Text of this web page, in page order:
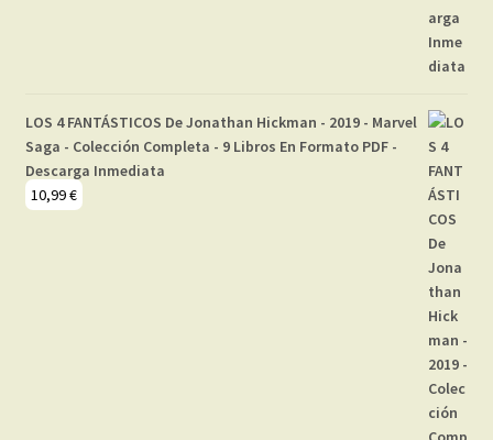
LOS 4 FANTÁSTICOS De Jonathan Hickman - 2019 - Marvel
Saga - Colección Completa - 9 Libros En Formato PDF -
Descarga Inmediata
10,99€